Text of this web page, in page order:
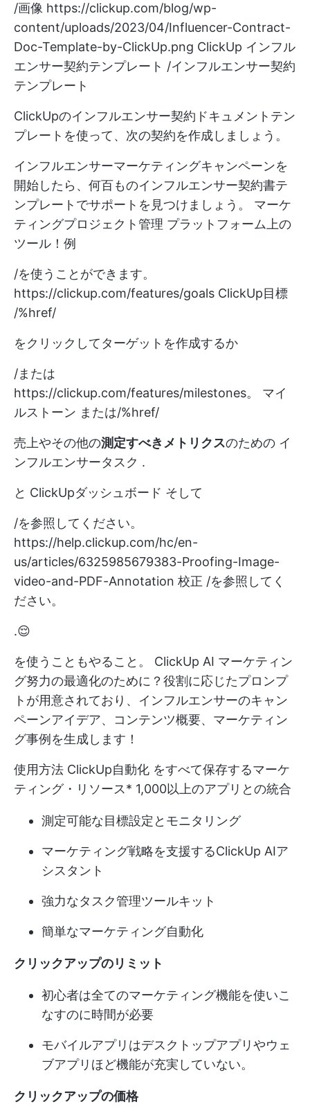
/画像 https://clickup.com/blog/wp-
content/uploads/2023/04/Influencer-Contract-
Doc-Template-by-ClickUp.png ClickUp インフル
エンサー契約テンプレート /インフルエンサー契約
テンプレート
ClickUpのインフルエンサー契約ドキュメントテン
プレートを使って、次の契約を作成しましょう。
インフルエンサーマーケティングキャンペーンを
開始したら、何百ものインフルエンサー契約書テ
ンプレートでサポートを見つけましょう。 マーケ
ティングプロジェクト管理 プラットフォーム上の
ツール！例
/を使うことができます。
https://clickup.com/features/goals ClickUp目標
/%href/
をクリックしてターゲットを作成するか
/または
https://clickup.com/features/milestones。
マイ
ルストーン または/%href/
売上やその他の測定すべきメトリクスのための イ
ンフルエンサータスク .
と ClickUpダッシュボード そして
/を参照してください。
https://help.clickup.com/hc/en-
us/articles/6325985679383-Proofing-Image-
video-and-PDF-Annotation 校正 /を参照してく
ださい。
.😌
を使うこともやること。 ClickUp AI マーケティン
グ努力の最適化のために？役割に応じたプロンプ
トが用意されており、インフルエンサーのキャン
ペーンアイデア、コンテンツ概要、マーケティン
グ事例を生成します！
使用方法 ClickUp自動化 をすべて保存するマーケ
ティング・リソース* 1,000以上のアプリとの統合
測定可能な目標設定とモニタリング
マーケティング戦略を支援するClickUp AIア
シスタント
強力なタスク管理ツールキット
簡単なマーケティング自動化
クリックアップのリミット
初心者は全てのマーケティング機能を使いこ
なすのに時間が必要
モバイルアプリはデスクトップアプリやウェ
ブアプリほど機能が充実していない。
クリックアップの価格